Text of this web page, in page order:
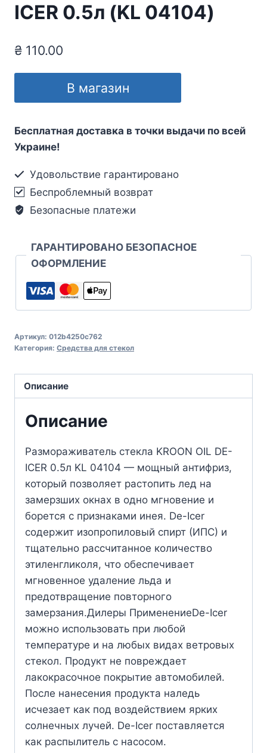
ICER 0.5л (KL 04104)
₴ 110.00
В магазин
Бесплатная доставка в точки выдачи по всей
Украине!
Удовольствие гарантировано
Беспроблемный возврат
Безопасные платежи
ГАРАНТИРОВАНО БЕЗОПАСНОЕ
ОФОРМЛЕНИЕ
Артикул: 012b4250c762
Категория: Средства для стекол
Описание
Описание
Размораживатель стекла KROON OIL DE-
ICER 0.5л KL 04104 — мощный антифриз,
который позволяет растопить лед на
замерзших окнах в одно мгновение и
борется с признаками инея. De-Icer
содержит изопропиловый спирт (ИПС) и
тщательно рассчитанное количество
этиленгликоля, что обеспечивает
мгновенное удаление льда и
предотвращение повторного
замерзания.Дилеры ПрименениеDe-Icer
можно использовать при любой
температуре и на любых видах ветровых
стекол. Продукт не повреждает
лакокрасочное покрытие автомобилей.
После нанесения продукта наледь
исчезает как под воздействием ярких
солнечных лучей. De-Icer поставляется
как распылитель с насосом.